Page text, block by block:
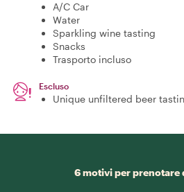
A/C Car
Water
Sparkling wine tasting
Snacks
Trasporto incluso
Escluso
Unique unfiltered beer
6 motivi per prenotare